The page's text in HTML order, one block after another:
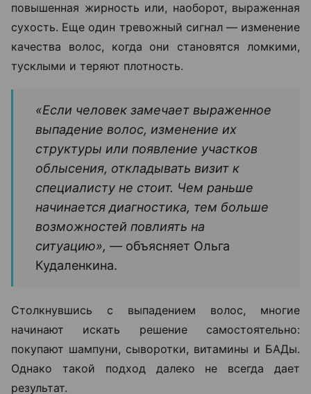
повышенная жирность или, наоборот, выраженная
сухость. Еще один тревожный сигнал — изменение
качества волос, когда они становятся ломкими,
тусклыми и теряют плотность.
«Если человек замечает выраженное
выпадение волос, изменение их
структуры или появление участков
облысения, откладывать визит к
специалисту не стоит. Чем раньше
начинается диагностика, тем больше
возможностей повлиять на
ситуацию», — объясняет Ольга
Кудаленкина.
Столкнувшись с выпадением волос, многие
начинают искать решение самостоятельно:
покупают шампуни, сыворотки, витамины и БАДы.
Однако такой подход далеко не всегда дает
результат.